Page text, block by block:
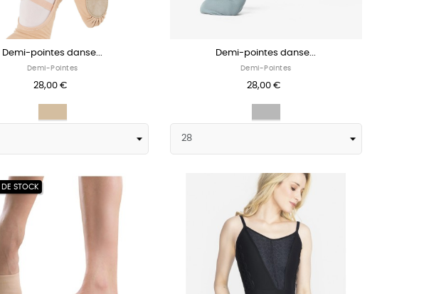
Demi-pointes danse...
Demi-Pointes
28,00 €
Demi-pointes danse...
Demi-Pointes
28,00 €
DE STOCK